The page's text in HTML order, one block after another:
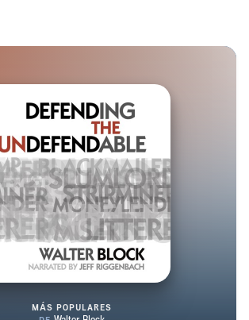
MÁS POPULARES